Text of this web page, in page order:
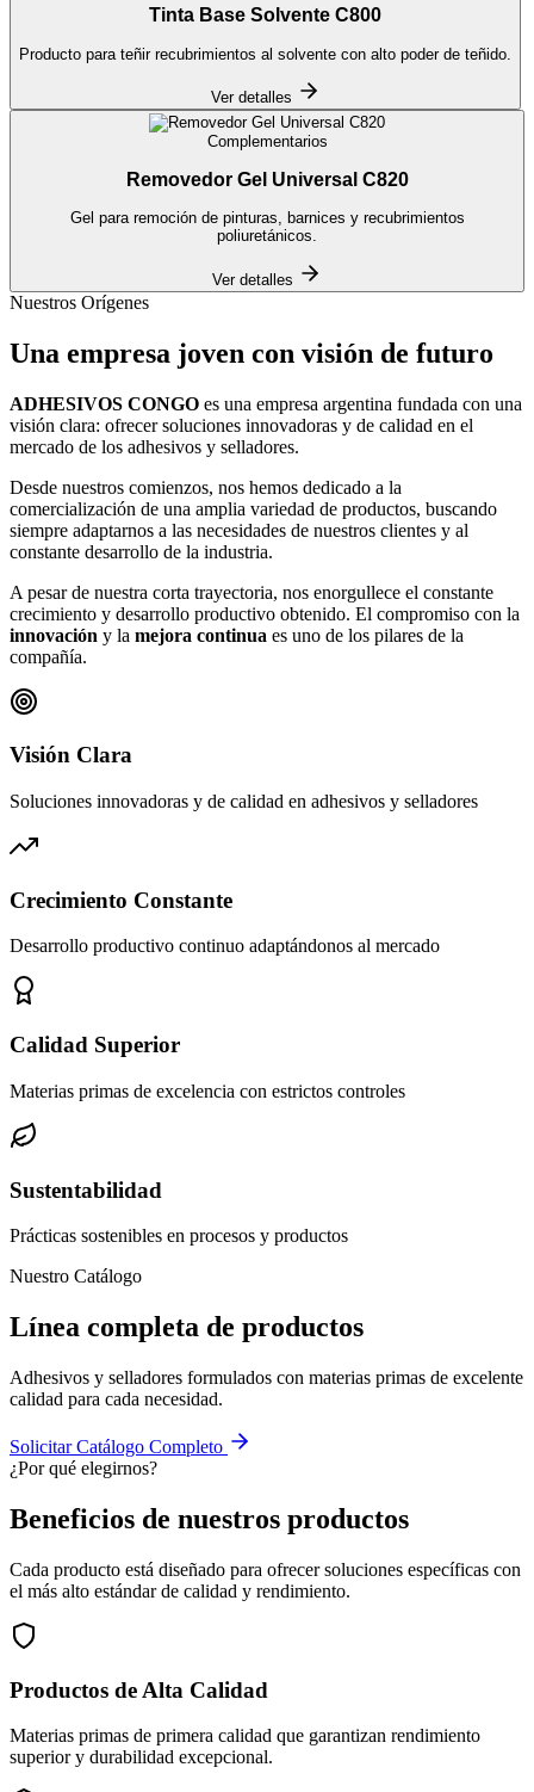
Tinta Base Solvente C800
Producto para teñir recubrimientos al solvente con alto poder de teñido.
Ver detalles
Complementarios
Removedor Gel Universal C820
Gel para remoción de pinturas, barnices y recubrimientos
poliuretánicos.
Ver detalles
Nuestros Orígenes
Una empresa joven con visión de futuro
ADHESIVOS CONGO es una empresa argentina fundada con una
visión clara: ofrecer soluciones innovadoras y de calidad en el
mercado de los adhesivos y selladores.
Desde nuestros comienzos, nos hemos dedicado a la
comercialización de una amplia variedad de productos, buscando
siempre adaptarnos a las necesidades de nuestros clientes y al
constante desarrollo de la industria.
A pesar de nuestra corta trayectoria, nos enorgullece el constante
crecimiento y desarrollo productivo obtenido. El compromiso con la
innovación y la mejora continua es uno de los pilares de la
compañía.
Visión Clara
Soluciones innovadoras y de calidad en adhesivos y selladores
Crecimiento Constante
Desarrollo productivo continuo adaptándonos al mercado
Calidad Superior
Materias primas de excelencia con estrictos controles
Sustentabilidad
Prácticas sostenibles en procesos y productos
Nuestro Catálogo
Línea completa de productos
Adhesivos y selladores formulados con materias primas de excelente
calidad para cada necesidad.
Solicitar Catálogo Completo
¿Por qué elegirnos?
Beneficios de nuestros productos
Cada producto está diseñado para ofrecer soluciones específicas con
el más alto estándar de calidad y rendimiento.
Productos de Alta Calidad
Materias primas de primera calidad que garantizan rendimiento
superior y durabilidad excepcional.